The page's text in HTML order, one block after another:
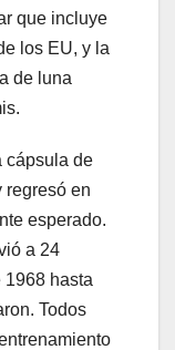
que incluye
los EU, y la
de luna
cápsula de
regresó en
esperado.
a 24
1968 hasta
Todos